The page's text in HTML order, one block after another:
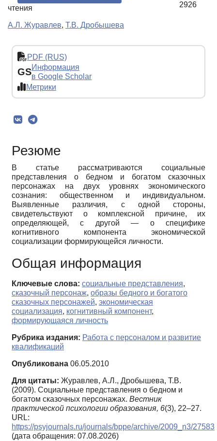
чтения
2926
А.Л. Журавлев, Т.В. Дробышева
PDF (RUS)
GSИнформация
в Google Scholar
Метрики
Резюме
В статье рассматриваются социальные
представления о бедном и богатом сказочных
персонажах на двух уровнях экономического
сознания: общественном и индивидуальном.
Выявленные различия, с одной стороны,
свидетельствуют о комплексной причине, их
определяющей, с другой — о специфике
когнитивного компонента экономической
социализации формирующейся личности.
Общая информация
Ключевые слова: социальные представления,
сказочный персонаж, образы бедного и богатого
сказочных персонажей, экономическая
социализация, когнитивный компонент,
формирующаяся личность
Рубрика издания: Работа с персоналом и развитие
квалификаций
Опубликована 06.05.2010
Для цитаты: Журавлев, А.Л., Дробышева, Т.В.
(2009). Социальные представления о бедном и
богатом сказочных персонажах. Вестник
практической психологии образования, 6(3), 22–27.
URL:
https://psyjournals.ru/journals/bppe/archive/2009_n3/27583
(дата обращения: 07.08.2026)